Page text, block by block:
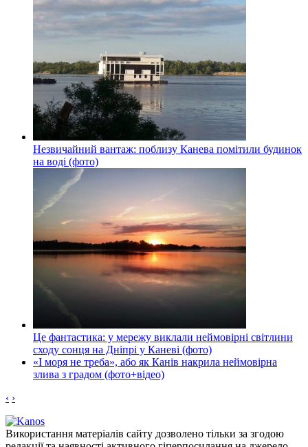
Незвичайний вантаж: поблизу Канева помітили будинок
на воді (фото)
Це фантастика: у мережу виклали неймовірні світлини
сходу сонця на Дніпрі у Каневі (фото)
«І моря не треба», або як Канів накрила неймовірна
злива з градом (фото+відео)
‹ ›
Використання матеріалів сайту дозволено тільки за згодою